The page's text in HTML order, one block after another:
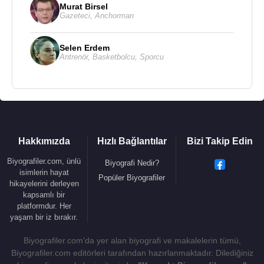
Bir şarkısın sen ömür boyu sürecek
Dudaklarımdan yıllarca düşmeyecek
Uzaklara kaçıversek seninle biz
Birgün elbet göze gelir bu sevgimiz
Murat Birsel
Gazeteci Anchorman
Selen Erdem
Antrenör, Basketbolcu Sporcu
Hakkımızda
Biyografiler.com, ünlü
isimlerin hayat
hikayelerini derleyen
kapsamlı bir
platformdur. Her
yaşam bir iz bırakır.
Hızlı Bağlantılar
Biyografi Nedir?
Popüler Biyografiler
Bizi Takip Edin
Biyografiler.com'da yer alan biyografi ve makalelerin tümü,
Biyografiler.com editörleri tarafından hazırlanmaktadır. Dilediğiniz